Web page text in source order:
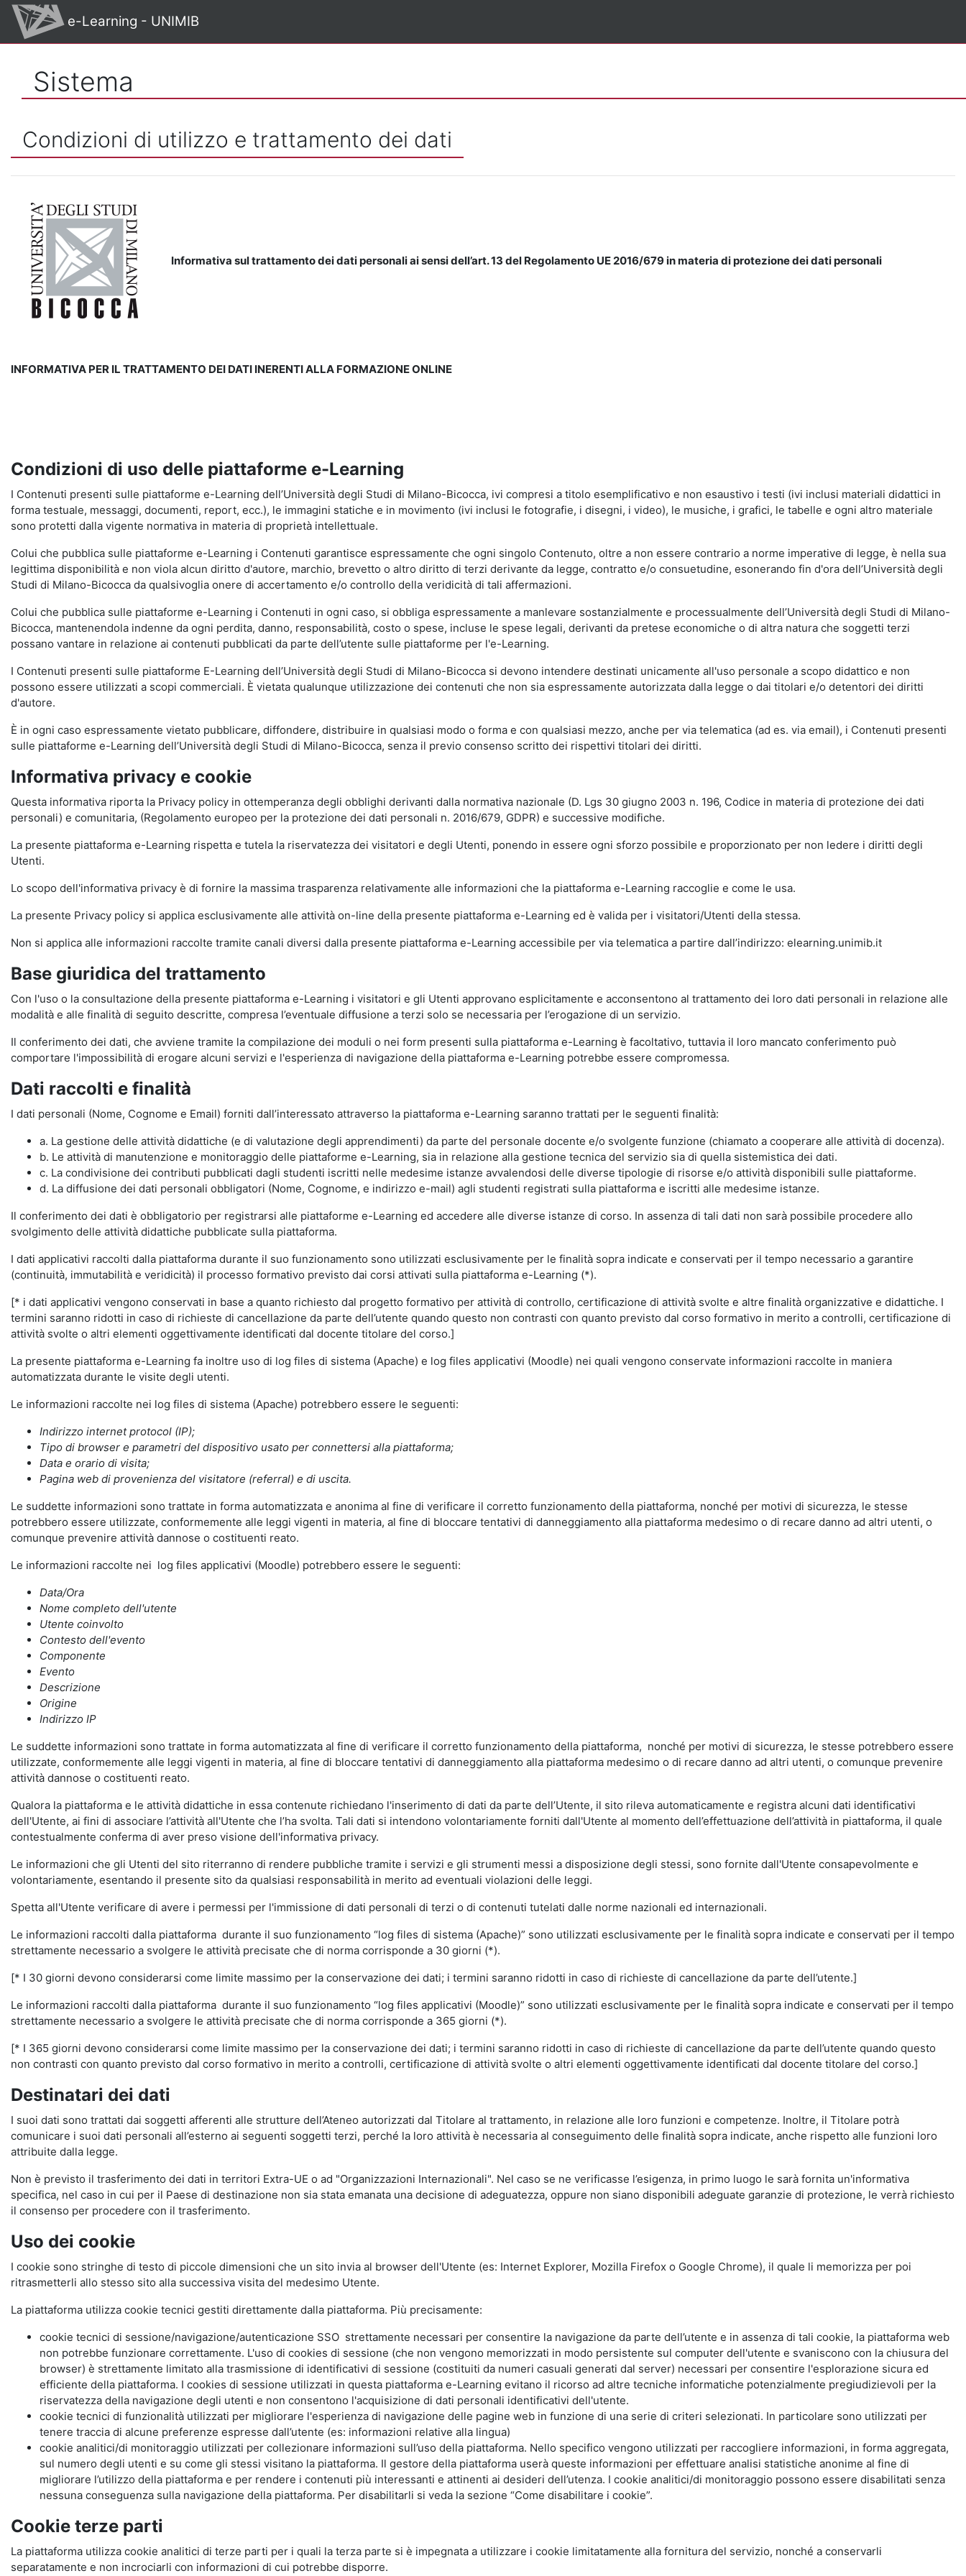
Vai al contenuto principale
e-Learning - UNIMIB
Sistema
Condizioni di utilizzo e trattamento dei dati
Informativa sul trattamento dei dati personali ai sensi dell’art. 13 del Regolamento UE 2016/679 in materia di protezione dei dati personali
INFORMATIVA PER IL TRATTAMENTO DEI DATI INERENTI ALLA FORMAZIONE ONLINE
Condizioni di uso delle piattaforme e-Learning
I Contenuti presenti sulle piattaforme e-Learning dell’Università degli Studi di Milano-Bicocca, ivi compresi a titolo esemplificativo e non esaustivo i testi (ivi inclusi materiali didattici in
forma testuale, messaggi, documenti, report, ecc.), le immagini statiche e in movimento (ivi inclusi le fotografie, i disegni, i video), le musiche, i grafici, le tabelle e ogni altro materiale
sono protetti dalla vigente normativa in materia di proprietà intellettuale.
Colui che pubblica sulle piattaforme e-Learning i Contenuti garantisce espressamente che ogni singolo Contenuto, oltre a non essere contrario a norme imperative di legge, è nella sua
legittima disponibilità e non viola alcun diritto d'autore, marchio, brevetto o altro diritto di terzi derivante da legge, contratto e/o consuetudine, esonerando fin d'ora dell’Università degli
Studi di Milano-Bicocca da qualsivoglia onere di accertamento e/o controllo della veridicità di tali affermazioni.
Colui che pubblica sulle piattaforme e-Learning i Contenuti in ogni caso, si obbliga espressamente a manlevare sostanzialmente e processualmente dell’Università degli Studi di Milano-
Bicocca, mantenendola indenne da ogni perdita, danno, responsabilità, costo o spese, incluse le spese legali, derivanti da pretese economiche o di altra natura che soggetti terzi
possano vantare in relazione ai contenuti pubblicati da parte dell’utente sulle piattaforme per l'e-Learning.
I Contenuti presenti sulle piattaforme E-Learning dell’Università degli Studi di Milano-Bicocca si devono intendere destinati unicamente all'uso personale a scopo didattico e non
possono essere utilizzati a scopi commerciali. È vietata qualunque utilizzazione dei contenuti che non sia espressamente autorizzata dalla legge o dai titolari e/o detentori dei diritti
d'autore.
È in ogni caso espressamente vietato pubblicare, diffondere, distribuire in qualsiasi modo o forma e con qualsiasi mezzo, anche per via telematica (ad es. via email), i Contenuti presenti
sulle piattaforme e-Learning dell’Università degli Studi di Milano-Bicocca, senza il previo consenso scritto dei rispettivi titolari dei diritti.
Informativa privacy e cookie
Questa informativa riporta la Privacy policy in ottemperanza degli obblighi derivanti dalla normativa nazionale (D. Lgs 30 giugno 2003 n. 196, Codice in materia di protezione dei dati
personali) e comunitaria, (Regolamento europeo per la protezione dei dati personali n. 2016/679, GDPR) e successive modifiche.
La presente piattaforma e-Learning rispetta e tutela la riservatezza dei visitatori e degli Utenti, ponendo in essere ogni sforzo possibile e proporzionato per non ledere i diritti degli
Utenti.
Lo scopo dell'informativa privacy è di fornire la massima trasparenza relativamente alle informazioni che la piattaforma e-Learning raccoglie e come le usa.
La presente Privacy policy si applica esclusivamente alle attività on-line della presente piattaforma e-Learning ed è valida per i visitatori/Utenti della stessa.
Non si applica alle informazioni raccolte tramite canali diversi dalla presente piattaforma e-Learning accessibile per via telematica a partire dall’indirizzo: elearning.unimib.it
Base giuridica del trattamento
Con l'uso o la consultazione della presente piattaforma e-Learning i visitatori e gli Utenti approvano esplicitamente e acconsentono al trattamento dei loro dati personali in relazione alle
modalità e alle finalità di seguito descritte, compresa l’eventuale diffusione a terzi solo se necessaria per l’erogazione di un servizio.
Il conferimento dei dati, che avviene tramite la compilazione dei moduli o nei form presenti sulla piattaforma e-Learning è facoltativo, tuttavia il loro mancato conferimento può
comportare l'impossibilità di erogare alcuni servizi e l'esperienza di navigazione della piattaforma e-Learning potrebbe essere compromessa.
Dati raccolti e finalità
I dati personali (Nome, Cognome e Email) forniti dall’interessato attraverso la piattaforma e-Learning saranno trattati per le seguenti finalità:
a. La gestione delle attività didattiche (e di valutazione degli apprendimenti) da parte del personale docente e/o svolgente funzione (chiamato a cooperare alle attività di docenza).
b. Le attività di manutenzione e monitoraggio delle piattaforme e-Learning, sia in relazione alla gestione tecnica del servizio sia di quella sistemistica dei dati.
c. La condivisione dei contributi pubblicati dagli studenti iscritti nelle medesime istanze avvalendosi delle diverse tipologie di risorse e/o attività disponibili sulle piattaforme.
d. La diffusione dei dati personali obbligatori (Nome, Cognome, e indirizzo e-mail) agli studenti registrati sulla piattaforma e iscritti alle medesime istanze.
Il conferimento dei dati è obbligatorio per registrarsi alle piattaforme e-Learning ed accedere alle diverse istanze di corso. In assenza di tali dati non sarà possibile procedere allo
svolgimento delle attività didattiche pubblicate sulla piattaforma.
I dati applicativi raccolti dalla piattaforma durante il suo funzionamento sono utilizzati esclusivamente per le finalità sopra indicate e conservati per il tempo necessario a garantire
(continuità, immutabilità e veridicità) il processo formativo previsto dai corsi attivati sulla piattaforma e-Learning (*).
[* i dati applicativi vengono conservati in base a quanto richiesto dal progetto formativo per attività di controllo, certificazione di attività svolte e altre finalità organizzative e didattiche. I
termini saranno ridotti in caso di richieste di cancellazione da parte dell’utente quando questo non contrasti con quanto previsto dal corso formativo in merito a controlli, certificazione di
attività svolte o altri elementi oggettivamente identificati dal docente titolare del corso.]
La presente piattaforma e-Learning fa inoltre uso di log files di sistema (Apache) e log files applicativi (Moodle) nei quali vengono conservate informazioni raccolte in maniera
automatizzata durante le visite degli utenti.
Le informazioni raccolte nei log files di sistema (Apache) potrebbero essere le seguenti:
Indirizzo internet protocol (IP);
Tipo di browser e parametri del dispositivo usato per connettersi alla piattaforma;
Data e orario di visita;
Pagina web di provenienza del visitatore (referral) e di uscita.
Le suddette informazioni sono trattate in forma automatizzata e anonima al fine di verificare il corretto funzionamento della piattaforma, nonché per motivi di sicurezza, le stesse
potrebbero essere utilizzate, conformemente alle leggi vigenti in materia, al fine di bloccare tentativi di danneggiamento alla piattaforma medesimo o di recare danno ad altri utenti, o
comunque prevenire attività dannose o costituenti reato.
Le informazioni raccolte nei log files applicativi (Moodle) potrebbero essere le seguenti:
Data/Ora
Nome completo dell'utente
Utente coinvolto
Contesto dell'evento
Componente
Evento
Descrizione
Origine
Indirizzo IP
Le suddette informazioni sono trattate in forma automatizzata al fine di verificare il corretto funzionamento della piattaforma, nonché per motivi di sicurezza, le stesse potrebbero essere
utilizzate, conformemente alle leggi vigenti in materia, al fine di bloccare tentativi di danneggiamento alla piattaforma medesimo o di recare danno ad altri utenti, o comunque prevenire
attività dannose o costituenti reato.
Qualora la piattaforma e le attività didattiche in essa contenute richiedano l'inserimento di dati da parte dell’Utente, il sito rileva automaticamente e registra alcuni dati identificativi
dell'Utente, ai fini di associare l’attività all'Utente che l’ha svolta. Tali dati si intendono volontariamente forniti dall'Utente al momento dell’effettuazione dell’attività in piattaforma, il quale
contestualmente conferma di aver preso visione dell'informativa privacy.
Le informazioni che gli Utenti del sito riterranno di rendere pubbliche tramite i servizi e gli strumenti messi a disposizione degli stessi, sono fornite dall'Utente consapevolmente e
volontariamente, esentando il presente sito da qualsiasi responsabilità in merito ad eventuali violazioni delle leggi.
Spetta all'Utente verificare di avere i permessi per l'immissione di dati personali di terzi o di contenuti tutelati dalle norme nazionali ed internazionali.
Le informazioni raccolti dalla piattaforma durante il suo funzionamento “log files di sistema (Apache)” sono utilizzati esclusivamente per le finalità sopra indicate e conservati per il tempo
strettamente necessario a svolgere le attività precisate che di norma corrisponde a 30 giorni (*).
[* I 30 giorni devono considerarsi come limite massimo per la conservazione dei dati; i termini saranno ridotti in caso di richieste di cancellazione da parte dell’utente.]
Le informazioni raccolti dalla piattaforma durante il suo funzionamento “log files applicativi (Moodle)” sono utilizzati esclusivamente per le finalità sopra indicate e conservati per il tempo
strettamente necessario a svolgere le attività precisate che di norma corrisponde a 365 giorni (*).
[* I 365 giorni devono considerarsi come limite massimo per la conservazione dei dati; i termini saranno ridotti in caso di richieste di cancellazione da parte dell’utente quando questo
non contrasti con quanto previsto dal corso formativo in merito a controlli, certificazione di attività svolte o altri elementi oggettivamente identificati dal docente titolare del corso.]
Destinatari dei dati
I suoi dati sono trattati dai soggetti afferenti alle strutture dell’Ateneo autorizzati dal Titolare al trattamento, in relazione alle loro funzioni e competenze. Inoltre, il Titolare potrà
comunicare i suoi dati personali all’esterno ai seguenti soggetti terzi, perché la loro attività è necessaria al conseguimento delle finalità sopra indicate, anche rispetto alle funzioni loro
attribuite dalla legge.
Non è previsto il trasferimento dei dati in territori Extra-UE o ad "Organizzazioni Internazionali". Nel caso se ne verificasse l’esigenza, in primo luogo le sarà fornita un'informativa
specifica, nel caso in cui per il Paese di destinazione non sia stata emanata una decisione di adeguatezza, oppure non siano disponibili adeguate garanzie di protezione, le verrà richiesto
il consenso per procedere con il trasferimento.
Uso dei cookie
I cookie sono stringhe di testo di piccole dimensioni che un sito invia al browser dell'Utente (es: Internet Explorer, Mozilla Firefox o Google Chrome), il quale li memorizza per poi
ritrasmetterli allo stesso sito alla successiva visita del medesimo Utente.
La piattaforma utilizza cookie tecnici gestiti direttamente dalla piattaforma. Più precisamente:
cookie tecnici di sessione/navigazione/autenticazione SSO strettamente necessari per consentire la navigazione da parte dell’utente e in assenza di tali cookie, la piattaforma web
non potrebbe funzionare correttamente. L'uso di cookies di sessione (che non vengono memorizzati in modo persistente sul computer dell'utente e svaniscono con la chiusura del
browser) è strettamente limitato alla trasmissione di identificativi di sessione (costituiti da numeri casuali generati dal server) necessari per consentire l'esplorazione sicura ed
efficiente della piattaforma. I cookies di sessione utilizzati in questa piattaforma e-Learning evitano il ricorso ad altre tecniche informatiche potenzialmente pregiudizievoli per la
riservatezza della navigazione degli utenti e non consentono l'acquisizione di dati personali identificativi dell'utente.
cookie tecnici di funzionalità utilizzati per migliorare l'esperienza di navigazione delle pagine web in funzione di una serie di criteri selezionati. In particolare sono utilizzati per
tenere traccia di alcune preferenze espresse dall’utente (es: informazioni relative alla lingua)
cookie analitici/di monitoraggio utilizzati per collezionare informazioni sull’uso della piattaforma. Nello specifico vengono utilizzati per raccogliere informazioni, in forma aggregata,
sul numero degli utenti e su come gli stessi visitano la piattaforma. Il gestore della piattaforma userà queste informazioni per effettuare analisi statistiche anonime al fine di
migliorare l’utilizzo della piattaforma e per rendere i contenuti più interessanti e attinenti ai desideri dell’utenza. I cookie analitici/di monitoraggio possono essere disabilitati senza
nessuna conseguenza sulla navigazione della piattaforma. Per disabilitarli si veda la sezione “Come disabilitare i cookie”.
Cookie terze parti
La piattaforma utilizza cookie analitici di terze parti per i quali la terza parte si è impegnata a utilizzare i cookie limitatamente alla fornitura del servizio, nonché a conservarli
separatamente e non incrociarli con informazioni di cui potrebbe disporre.